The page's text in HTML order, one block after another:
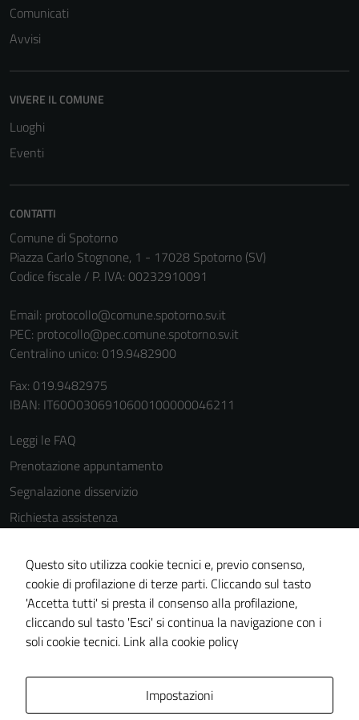
Comunicati
Avvisi
VIVERE IL COMUNE
Luoghi
Eventi
CONTATTI
Comune di Spotorno
Piazza Carlo Stognone, 1 - 17028 Spotorno (SV)
Codice fiscale / P. IVA: 00232910091
Email: protocollo@comune.spotorno.sv.it
PEC: protocollo@pec.comune.spotorno.sv.it
Centralino unico: 019.9482900
Fax: 019.9482975
IBAN: IT60O0306910600100000046211
Leggi le FAQ
Prenotazione appuntamento
Segnalazione disservizio
Richiesta assistenza
Informativa privacy
Cookie Policy
Note legali
Dichiarazione di accessibilità
Piano di miglioramento del sito
Questo sito utilizza cookie tecnici e, previo consenso,
cookie di profilazione di terze parti. Cliccando sul tasto
'Accetta tutti' si presta il consenso alla profilazione,
cliccando sul tasto 'Esci' si continua la navigazione con i
soli cookie tecnici. Link alla cookie policy
Impostazioni
Questi cookie
funzionamento
del sito e non
disabilitati.